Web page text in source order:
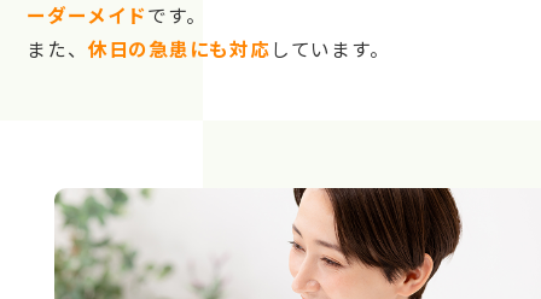
ーダーメイドです。
また、 休日の急患にも対応しています。